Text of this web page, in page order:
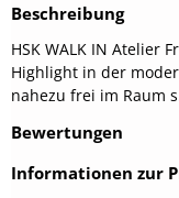
Beschreibung
HSK WALK IN Atelier
Highlight in der
nahezu frei im Raum
Bewertungen
Informationen zur